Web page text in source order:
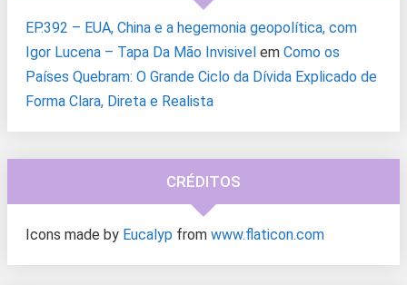
EP.392 – EUA, China e a hegemonia geopolítica, com
Igor Lucena – Tapa Da Mão Invisivel em Como os
Países Quebram: O Grande Ciclo da Dívida Explicado de
Forma Clara, Direta e Realista
CRÉDITOS
Icons made by Eucalyp from www.flaticon.com